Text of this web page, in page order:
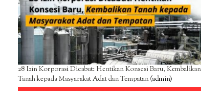
28 Izin Korporasi Dicabut: Hentikan Konsesi Baru, Kembalikan
Tanah kepada Masyarakat Adat dan Tempatan(admin)